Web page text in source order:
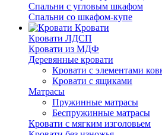
Спальни с угловым шкафом
Спальни со шкафом-купе
Кровати
Кровати ЛДСП
Кровати из МДФ
Деревянные кровати
Кровати с элементами
Кровати с ящиками
Матрасы
Пружинные матрасы
Беспружинные матрасы
Кровати с мягким изголовьем